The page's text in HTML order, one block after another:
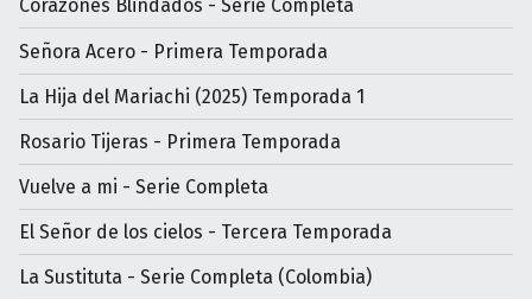
Corazones Blindados - Serie Completa
Señora Acero - Primera Temporada
La Hija del Mariachi (2025) Temporada 1
Rosario Tijeras - Primera Temporada
Vuelve a mi - Serie Completa
El Señor de los cielos - Tercera Temporada
La Sustituta - Serie Completa (Colombia)